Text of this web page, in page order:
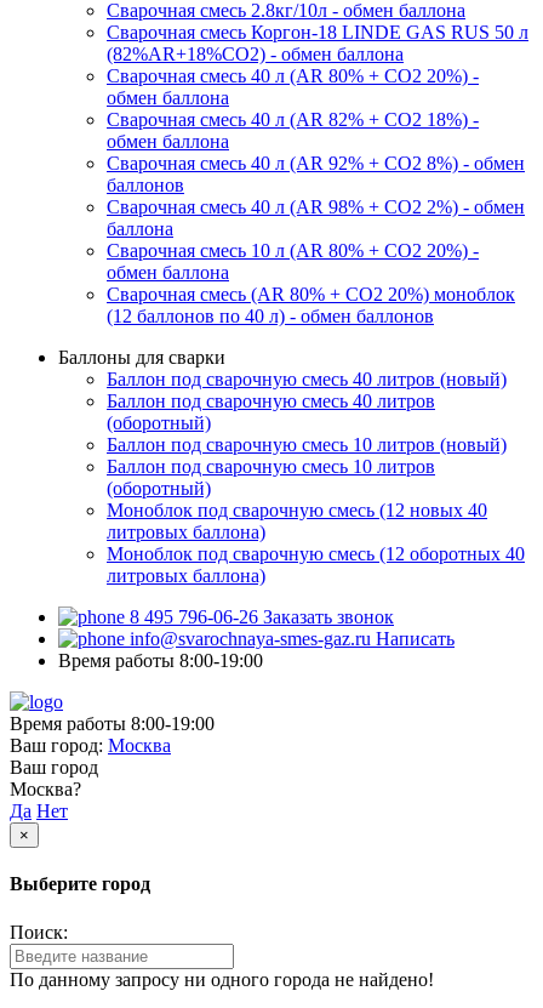
Сварочная смесь 2.8кг/10л - обмен баллона
Сварочная смесь Коргон-18 LINDE GAS RUS 50 л
(82%AR+18%CO2) - обмен баллона
Сварочная смесь 40 л (AR 80% + CO2 20%) -
обмен баллона
Сварочная смесь 40 л (AR 82% + CO2 18%) -
обмен баллона
Сварочная смесь 40 л (AR 92% + CO2 8%) - обмен
баллонов
Сварочная смесь 40 л (AR 98% + CO2 2%) - обмен
баллона
Сварочная смесь 10 л (AR 80% + CO2 20%) -
обмен баллона
Сварочная смесь (AR 80% + CO2 20%) моноблок
(12 баллонов по 40 л) - обмен баллонов
Баллоны для сварки
Баллон под сварочную смесь 40 литров (новый)
Баллон под сварочную смесь 40 литров
(оборотный)
Баллон под сварочную смесь 10 литров (новый)
Баллон под сварочную смесь 10 литров
(оборотный)
Моноблок под сварочную смесь (12 новых 40
литровых баллона)
Моноблок под сварочную смесь (12 оборотных 40
литровых баллона)
8 495 796-06-26 Заказать звонок
info@svarochnaya-smes-gaz.ru Написать
Время работы 8:00-19:00
Время работы 8:00-19:00
Ваш город: Москва
Ваш город
Москва?
Да Нет
×
Выберите город
Поиск:
По данному запросу ни одного города не найдено!